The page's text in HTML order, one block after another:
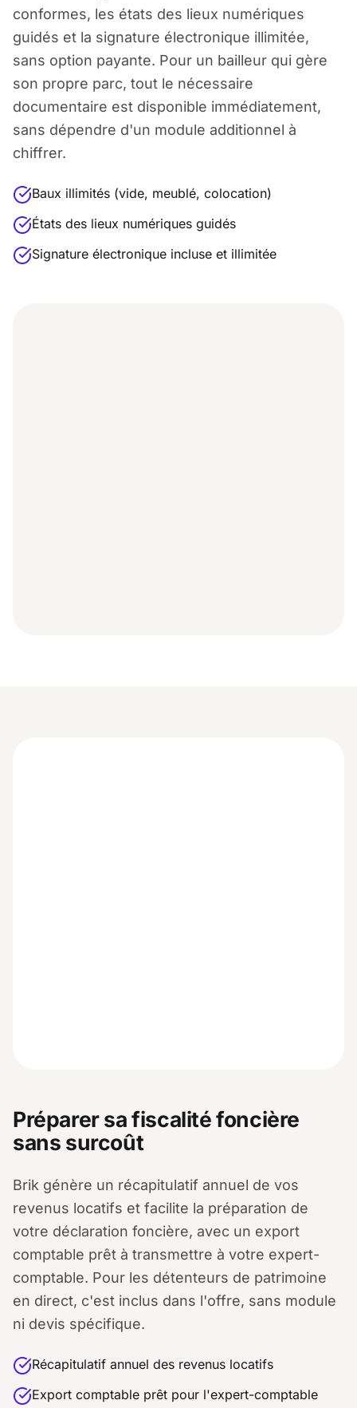
conformes, les états des lieux numériques
guidés et la signature électronique illimitée,
sans option payante. Pour un bailleur qui gère
son propre parc, tout le nécessaire
documentaire est disponible immédiatement,
sans dépendre d'un module additionnel à
chiffrer.
Baux illimités (vide, meublé, colocation)
États des lieux numériques guidés
Signature électronique incluse et illimitée
Préparer sa fiscalité foncière
sans surcoût
Brik génère un récapitulatif annuel de vos
revenus locatifs et facilite la préparation de
votre déclaration foncière, avec un export
comptable prêt à transmettre à votre expert-
comptable. Pour les détenteurs de patrimoine
en direct, c'est inclus dans l'offre, sans module
ni devis spécifique.
Récapitulatif annuel des revenus locatifs
Export comptable prêt pour l'expert-comptable